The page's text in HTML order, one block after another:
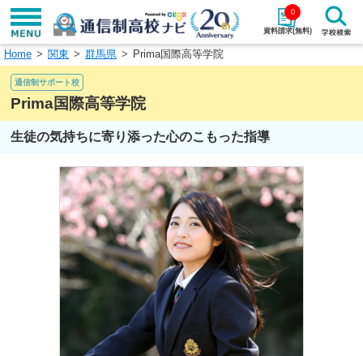
資料請求(無料)
0
学校名で探す
エリアから探す 特徴から探す
エリアを選択して探す
北海道・東北
北陸・甲信越
中国
九州・沖縄
Home 関東 群馬県 Prima国際高等学院
通信制サポート校
Prima国際高等学院
生徒の気持ちに寄り添った心のこもった指導